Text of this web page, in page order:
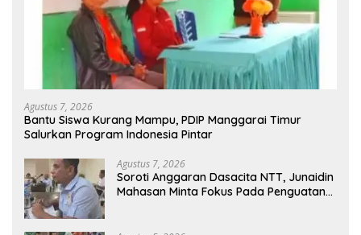
Agustus 7, 2026
Bantu Siswa Kurang Mampu, PDIP Manggarai Timur
Salurkan Program Indonesia Pintar
Agustus 7, 2026
Soroti Anggaran Dasacita NTT, Junaidin
Mahasan Minta Fokus Pada Penguatan